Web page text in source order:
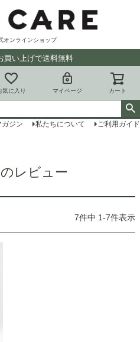
オンラインショップ
買い上げで送料無料
気に入り マイページ カート
ガジン 私たちについて
ご利用ガイド
レビュー
7件中 1-7件表示